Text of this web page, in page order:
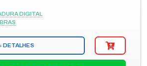
DIGITAL
DETALHES